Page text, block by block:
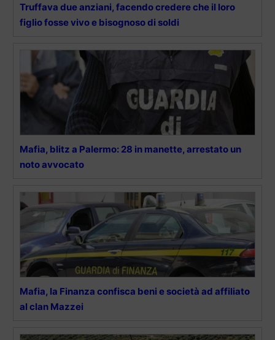
Truffava due anziani, facendo credere che il loro
figlio fosse vivo e bisognoso di soldi
Mafia, blitz a Palermo: 28 in manette, arrestato un
noto avvocato
Mafia, la Finanza confisca beni e società ad affiliato
al clan Mazzei